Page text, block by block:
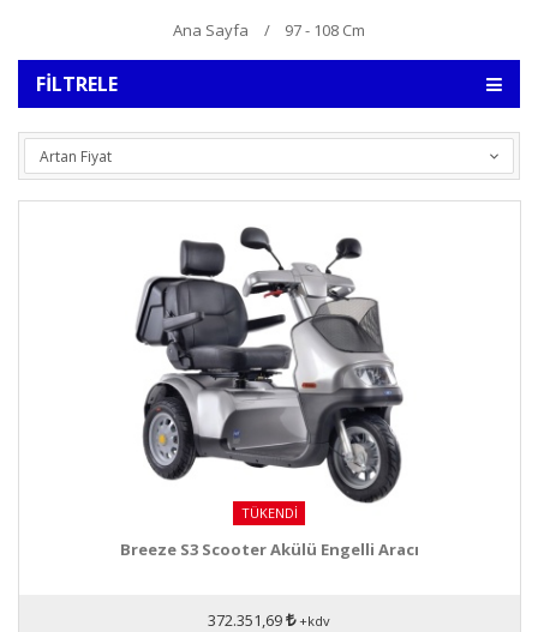
Ana Sayfa 97 - 108 Cm
FILTRELE
TÜKENDI
Breeze S3 Scooter Akülü Engelli Aracı
372.351,69 +kdv